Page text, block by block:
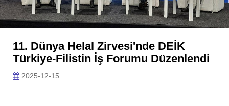
11. Dünya Helal Zirvesi'nde DEİK
Türkiye-Filistin İş Forumu Düzenlendi
2025-12-15